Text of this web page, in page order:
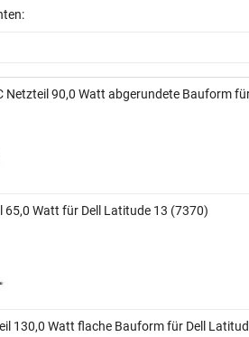
Netzteil 90,0 Watt abgerundete Bauform
65,0 Watt für Dell Latitude 13 (7370)
130,0 Watt flache Bauform für Dell